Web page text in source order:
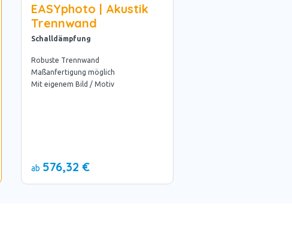
EASYphoto | Akustik
Trennwand
Schalldämpfung
Robuste Trennwand
Maßanfertigung möglich
Mit eigenem Bild / Motiv
ab 576,32 €